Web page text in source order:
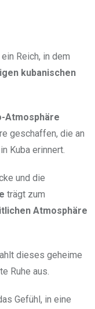
Reich, in dem
kubanischen
Atmosphäre
geschaffen, die an
in Kuba erinnert.
und die
trägt zum
Atmosphäre
dieses geheime
Ruhe aus.
Gefühl, in eine